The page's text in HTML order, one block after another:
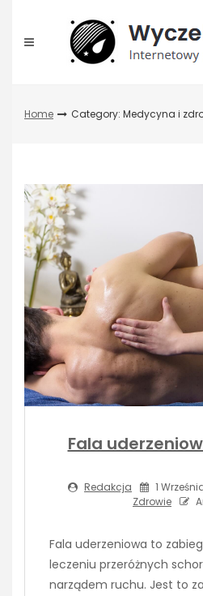
content
Home Category: Medycyna i
Fala
Redakcja 1
Zdrowie
Fala uderzeniowa to
leczeniu przeróżnych
narządem ruchu. Jest to